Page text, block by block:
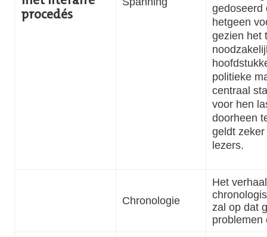
procedés
gedoseerd
hetgeen
gezien het
politieke
centraal
voor hen
doorheen
geldt
lezers.
Chronologie
Het
zal op dat